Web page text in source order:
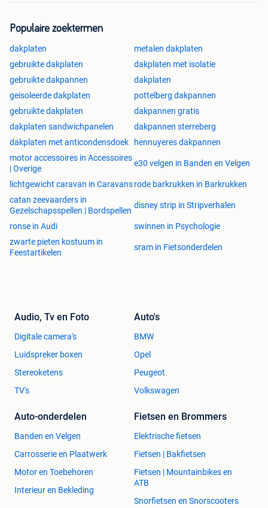
Populaire zoektermen
dakplaten
metalen dakplaten
gebruikte dakplaten
dakplaten met isolatie
gebruikte dakpannen
dakplaten
geisoleerde dakplaten
pottelberg dakpannen
gebruikte dakplaten
dakpannen gratis
dakplaten sandwichpanelen
dakpannen sterreberg
dakplaten met anticondensdoek
hennuyeres dakpannen
motor accessoires in Accessoires
| Overige
e30 velgen in Banden en Velgen
lichtgewicht caravan in Caravansrode barkrukken in Barkrukken
catan zeevaarders in
Gezelschapsspellen | Bordspellen
disney strip in Stripverhalen
ronse in Audi
swinnen in Psychologie
zwarte pieten kostuum in
Feestartikelen
sram in Fietsonderdelen
Audio, Tv en Foto
Digitale camera's
Luidspreker boxen
Stereoketens
TV's
Auto's
BMW
Opel
Peugeot
Volkswagen
Auto-onderdelen
Banden en Velgen
Carrosserie en Plaatwerk
Motor en Toebehoren
Interieur en Bekleding
Fietsen en Brommers
Elektrische fietsen
Fietsen | Bakfietsen
Fietsen | Mountainbikes en
ATB
Snorfietsen en Snorscooters